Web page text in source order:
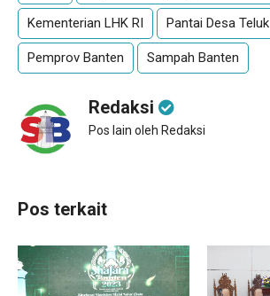
Kementerian LHK RI Pantai Desa Teluk
Pemprov Banten Sampah Banten
Redaksi
Pos lain oleh Redaksi
Pos terkait